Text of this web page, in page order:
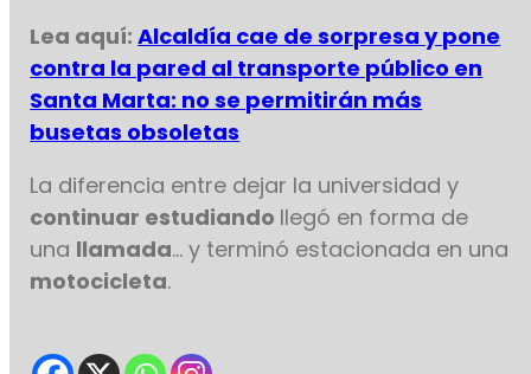
Lea aquí:Alcaldía cae de sorpresa y pone
contra la pared al transporte público en
Santa Marta: no se permitirán más
busetas obsoletas
La diferencia entre dejar la universidad y
continuar estudiando llegó en forma de
una llamada… y terminó estacionada en una
motocicleta.